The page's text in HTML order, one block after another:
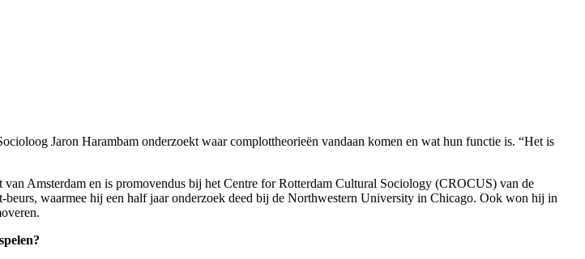
Jaron Harambam onderzoekt waar complottheorieën vandaan komen en wat hun functie is. “Het is
Amsterdam en is promovendus bij het Centre for Rotterdam Cultural Sociology (CROCUS) van de
waarmee hij een half jaar onderzoek deed bij de Northwestern University in Chicago. Ook won hij in